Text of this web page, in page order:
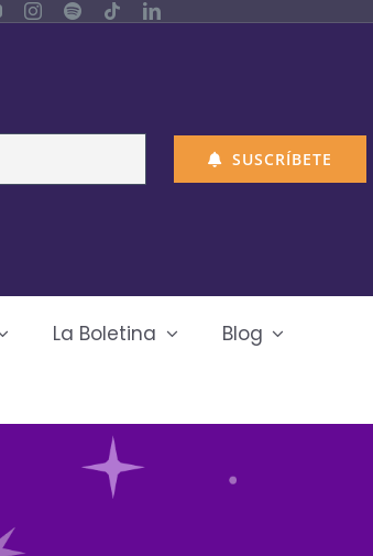
SUSCRÍBETE
La Boletina
Blog